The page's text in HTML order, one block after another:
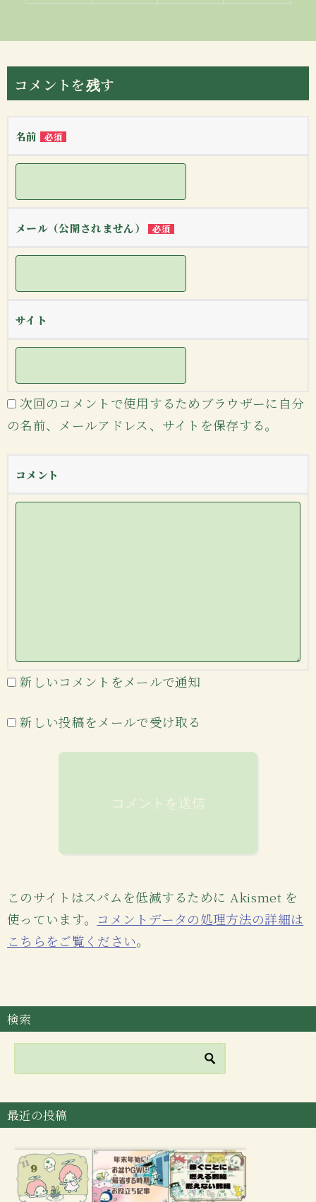
コメントを残す
名前 必須
メール（公開されません） 必須
サイト
次回のコメントで使用するためブラウザーに自分
の名前、メールアドレス、サイトを保存する。
コメント
新しいコメントをメールで通知
新しい投稿をメールで受け取る
このサイトはスパムを低減するために Akismet を
使っています。 コメントデータの処理方法の詳細は
こちらをご覧ください。
検索
最近の投稿